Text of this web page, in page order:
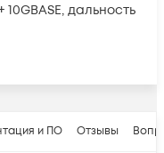
дальность
и ПО Отзывы